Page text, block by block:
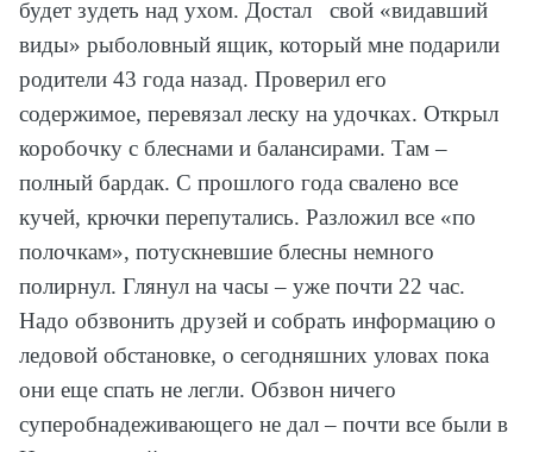
будет зудеть над ухом. Достал свой «видавший
виды» рыболовный ящик, который мне подарили
родители 43 года назад. Проверил его
содержимое, перевязал леску на удочках. Открыл
коробочку с блеснами и балансирами. Там –
полный бардак. С прошлого года свалено все
кучей, крючки перепутались. Разложил все «по
полочкам», потускневшие блесны немного
полирнул. Глянул на часы – уже почти 22 час.
Надо обзвонить друзей и собрать информацию о
ледовой обстановке, о сегодняшних уловах пока
они еще спать не легли. Обзвон ничего
суперобнадеживающего не дал – почти все были в